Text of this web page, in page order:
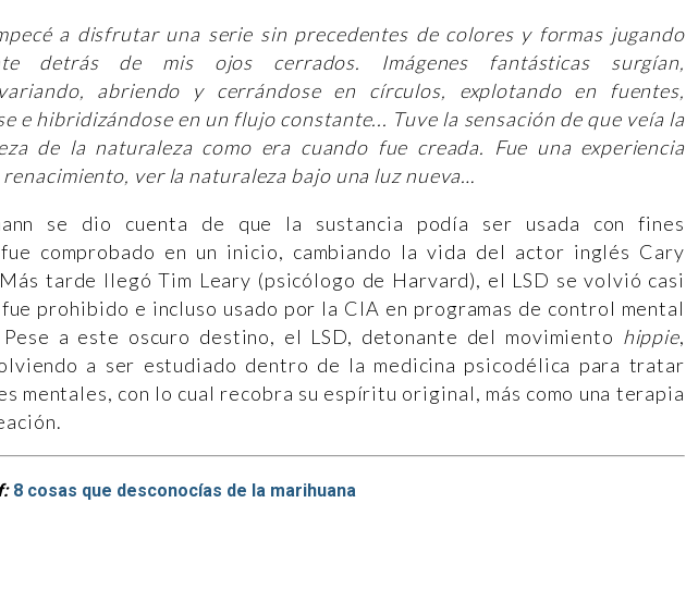
a disfrutar una serie sin precedentes de colores y formas jugando
detrás de mis ojos cerrados. Imágenes fantásticas surgían,
abriendo y cerrándose en círculos, explotando en fuentes,
e hibridizándose en un flujo constante... Tuve la sensación de que veía la
de la naturaleza como era cuando fue creada. Fue una experiencia
ver la naturaleza bajo una luz nueva…
se dio cuenta de que la sustancia podía ser usada con fines
comprobado en un inicio, cambiando la vida del actor inglés Cary
tarde llegó Tim Leary (psicólogo de Harvard), el LSD se volvió casi
prohibido e incluso usado por la CIA en programas de control mental
a este oscuro destino, el LSD, detonante del movimiento hippie,
a ser estudiado dentro de la medicina psicodélica para tratar
mentales, con lo cual recobra su espíritu original, más como una terapia
8 cosas que desconocías de la marihuana